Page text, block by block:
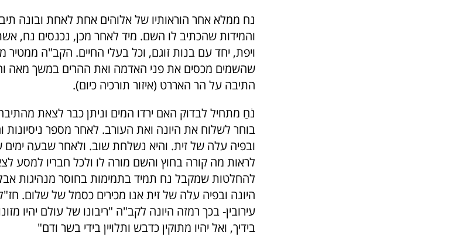
נח ממלא אחר הוראותיו של אלוהים אחת לאחת ובונה
והמידות שהכתיב לו השם. מיד לאחר מכן, נכנסים נח,
ויפת, יחד עם בנות זוגם, וכל בעלי החיים. הקב"ה
שהשמים מכסים את פני האדמה ואת ההרים במשך מאה
התיבה על הר האררט (איזור תורכיה כיום).
נֹחַ מתחיל לבדוק האם ירדו המים וניתן כבר לצאת
בוחר לשלוח את היונה ואת העורב. לאחר מספר
ובפיה עלה של זית. והיא נשלחת שוב. ולאחר שבעה ימים
לראות מה קורה בחוץ והשם מורה לו ולכל חבריו למסע
להחלטות שמקבל נח תמיד בתמימות בחוסר מנהיגות
היונה ובפיה עלה של זית אנו מכירים כסמל של שלום.
עירובין- בכך רמזה היונה לקב"ה "ריבונו של עולם יהיו
בידיך, ואל יהיו מתוקין כדבש ותלויין בידי בשר ודם"